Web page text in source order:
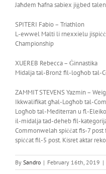
Jaħdem ħafna sabiex jiġbed
SPITERI Fabio – Triathlon
L-ewwel Malti li rnexxielu
Championship
XUEREB Rebecca – Ġinnastika
Midalja tal-Bronż fil-logħob tal-
ZAMMIT STEVENS Yazmin –
Ikkwalifikat għal-Logħob tal-
Logħob tal-Mediterran u fl-
il-midalja tad-deheb fil-
Commonwelah spiċċat fis-7
spiċċat fil-5 post. Kisret aktar
By Sandro | February 16th, 2019 |